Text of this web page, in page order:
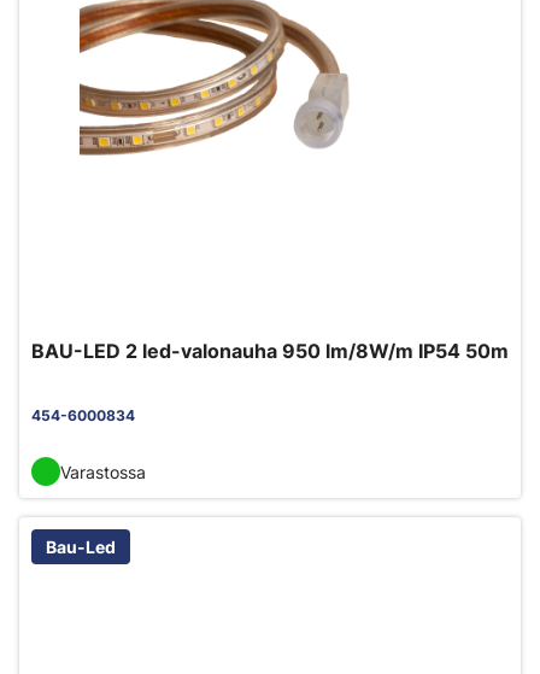
BAU-LED 2 led-valonauha 950 lm/8W/m IP54 50m
454-6000834
Varastossa
Bau-Led